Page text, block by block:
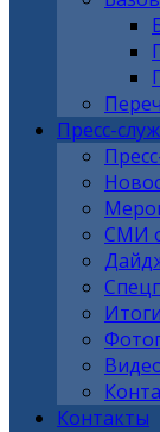
Пресс-
СМИ
Контакты